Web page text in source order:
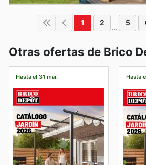
1 2 ... 5
Otras ofertas de Brico
Hasta el 31 mar. Hasta